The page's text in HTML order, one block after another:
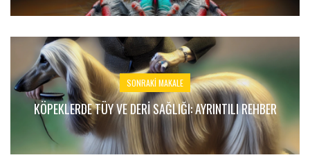
SONRAKI MAKALE
KÖPEKLERDE TÜY VE DERI SAĞLIĞI: AYRINTILI REHBER